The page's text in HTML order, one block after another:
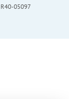
R40-05097